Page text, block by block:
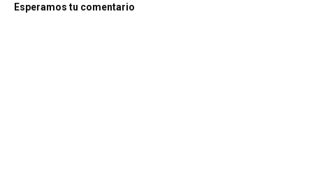
Esperamos tu comentario